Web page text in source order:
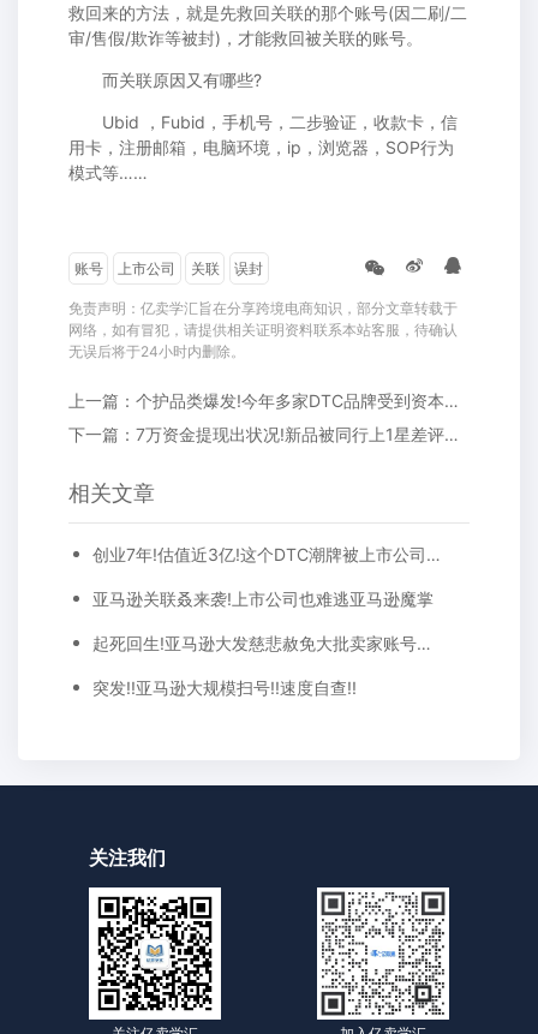
救回来的方法，就是先救回关联的那个账号(因二刷/二
审/售假/欺诈等被封)，才能救回被关联的账号。
而关联原因又有哪些?
Ubid ，Fubid，手机号，二步验证，收款卡，信
用卡，注册邮箱，电脑环境，ip，浏览器，SOP行为
模式等……
账号 上市公司 关联 误封
免责声明：亿卖学汇旨在分享跨境电商知识，部分文章转载于
网络，如有冒犯，请提供相关证明资料联系本站客服，待确认
无误后将于24小时内删除。
上一篇：个护品类爆发!今年多家DTC品牌受到资本关注
下一篇：7万资金提现出状况!新品被同行上1星差评并置顶...
相关文章
创业7年!估值近3亿!这个DTC潮牌被上市公司收购
亚马逊关联叒来袭!上市公司也难逃亚马逊魔掌
起死回生!亚马逊大发慈悲赦免大批卖家账号，严查之风将停歇?
突发!!亚马逊大规模扫号!!速度自查!!
关注我们